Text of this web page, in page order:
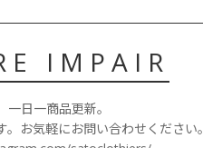
IMPAIR
一日一商品更新。
お気軽にお問い合わせください。